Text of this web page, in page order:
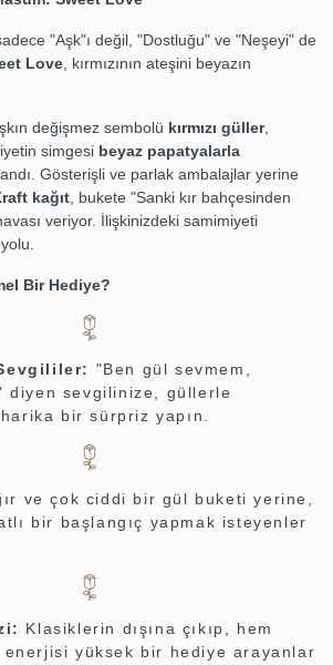
"Aşk"ı değil, "Dostluğu" ve "Neşeyi" de
Love , kırmızının ateşini beyazın
değişmez sembolü kırmızı güller,
simgesi beyaz papatyalarla
Gösterişli ve parlak ambalajlar yerine
kağıt , bukete "Sanki kır bahçesinden
veriyor. İlişkinizdeki samimiyeti
Bir Hediye?
"Ben gül sevmem,
diyen sevgilinize, güllerle
bir sürpriz yapın.
ve çok ciddi bir gül buketi yerine,
bir başlangıç yapmak isteyenler
Klasiklerin dışına çıkıp, hem
enerjisi yüksek bir hediye arayanlar